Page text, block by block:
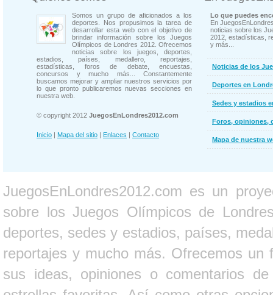
Somos un grupo de aficionados a los
deportes. Nos propusimos la tarea de
desarrollar esta web con el objetivo de
brindar información sobre los Juegos
Olímpicos de Londres 2012. Ofrecemos
noticias sobre los juegos, deportes,
estadios, países, medallero, reportajes,
estadísticas, foros de debate, encuestas,
concursos y mucho más... Constantemente
buscamos mejorar y ampliar nuestros servicios por
lo que pronto publicaremos nuevas secciones en
nuestra web.
© copyright 2012 JuegosEnLondres2012.com
Inicio | Mapa del sitio | Enlaces | Contacto
Lo que puedes
En
noticias sobre los
2012, estadísticas,
y más...
Noticias de los
Deportes en
Sedes y estadios
Foros, opiniones,
Mapa de nuestra
JuegosEnLondres2012.com es un
sobre los Juegos Olímpicos de
deportes, sedes y estadios, países,
reportajes y mucho más. Ofrecemos un
sus ideas, opiniones o comentarios